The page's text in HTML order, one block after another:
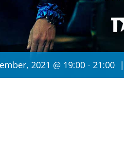
2021 @ 19:00 - 21:00 |